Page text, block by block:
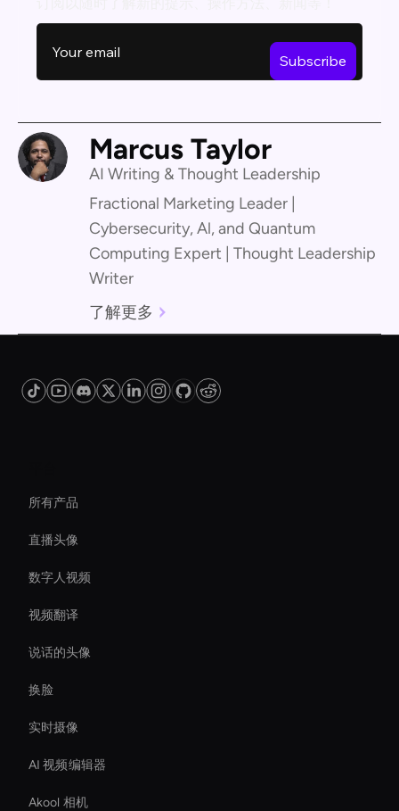
Marcus Taylor
AI Writing & Thought Leadership
Fractional Marketing Leader |
Cybersecurity, Al, and Quantum
Computing Expert | Thought Leadership
Writer
了解更多
所有产品
直播头像
数字人视频
视频翻译
说话的头像
换脸
实时摄像
AI 视频编辑器
Akool 相机